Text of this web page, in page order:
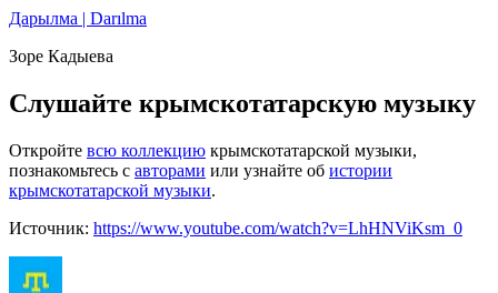
Дарылма | Darılma
Зоре Кадыева
Слушайте крымскотатарскую музыку
Откройте всю коллекцию крымскотатарской музыки,
познакомьтесь с авторами или узнайте об истории
крымскотатарской музыки.
Источник: https://www.youtube.com/watch?v=LhHNViKsm_0